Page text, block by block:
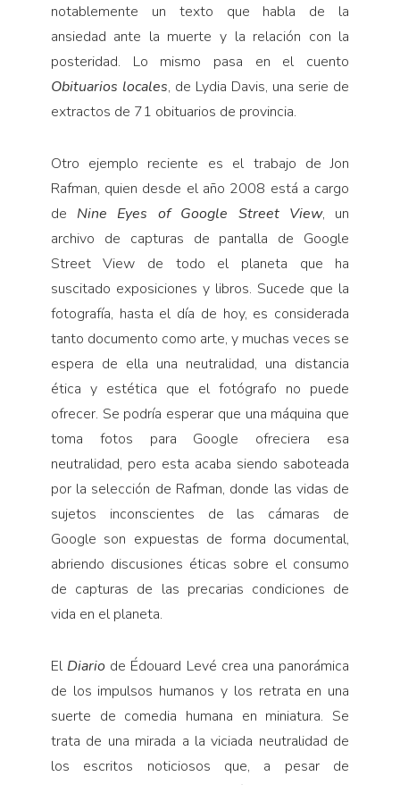
notablemente un texto que habla de la
ansiedad ante la muerte y la relación con la
poste­ridad. Lo mismo pasa en el cuento
Obituarios locales, de Lydia Davis, una serie de
extractos de 71 obi­tuarios de provincia.
Otro ejemplo reciente es el tra­bajo de Jon
Rafman, quien desde el año 2008 está a cargo
de Nine Eyes of Google Street View, un
archivo de capturas de pantalla de Google
Street View de todo el planeta que ha
suscitado exposiciones y libros. Sucede que la
fotografía, hasta el día de hoy, es considerada
tanto documento como arte, y muchas veces se
espera de ella una neutra­lidad, una distancia
ética y estética que el fotógrafo no puede
ofrecer. Se podría esperar que una máqui­na que
toma fotos para Google ofreciera esa
neutralidad, pero esta acaba siendo saboteada
por la selección de Rafman, donde las vi­das de
sujetos inconscientes de las cámaras de
Google son expuestas de forma documental,
abriendo discusiones éticas sobre el con­sumo
de capturas de las precarias condiciones de
vida en el planeta.
El Diario de Édouard Levé crea una panorámica
de los im­pulsos humanos y los retrata en una
suerte de comedia humana en miniatura. Se
trata de una mirada a la viciada neutralidad de
los escritos noticiosos que, a pesar de